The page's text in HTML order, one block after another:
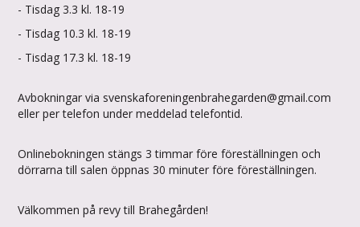
- Tisdag 3.3 kl. 18-19
- Tisdag 10.3 kl. 18-19
- Tisdag 17.3 kl. 18-19
Avbokningar via svenskaforeningenbrahegarden@gmail.com
eller per telefon under meddelad telefontid.
Onlinebokningen stängs 3 timmar före föreställningen och
dörrarna till salen öppnas 30 minuter före föreställningen.
Välkommen på revy till Brahegården!